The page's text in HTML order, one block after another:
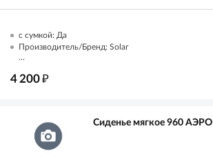
с сумкой: Да
Производитель/Бренд: Solar
...
4 200₽
Сиденье мягкое 960 АЭРО